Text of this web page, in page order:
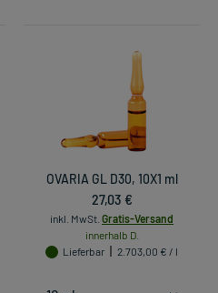
OVARIA GL D30, 10X1 ml
27,03 €
inkl. MwSt. Gratis-Versand
innerhalb D.
Lieferbar
2.703,00 € / l